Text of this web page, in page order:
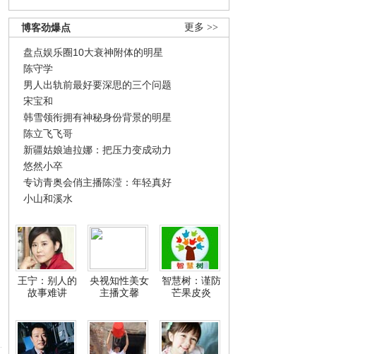
更多 >>
博客劲爆点
盘点娱乐圈10大衰神附体的明星
陈守学
男人出轨前最好要深思的三个问题
宋宝和
韩雪领衔拥有神秘身份背景的明星
陈立飞飞哥
新疆姑娘迪拉娜：把压力变成动力
悠然小卒
专访青奥会俏主播陈滢：年轻真好
小山和溪水
王宁：别人的
故事难讲
央视知性美女
主播文馨
智慧树：谨防
芒果皮炎